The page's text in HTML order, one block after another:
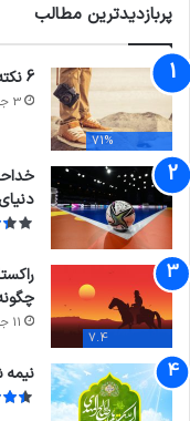
پربازدیدترین مطالب
71%
6 نکته‌ی مهم برای گرفتن عکس‌های جذاب‌تر در سفر
3 جولای 2021
7.4
11 جولای 2021